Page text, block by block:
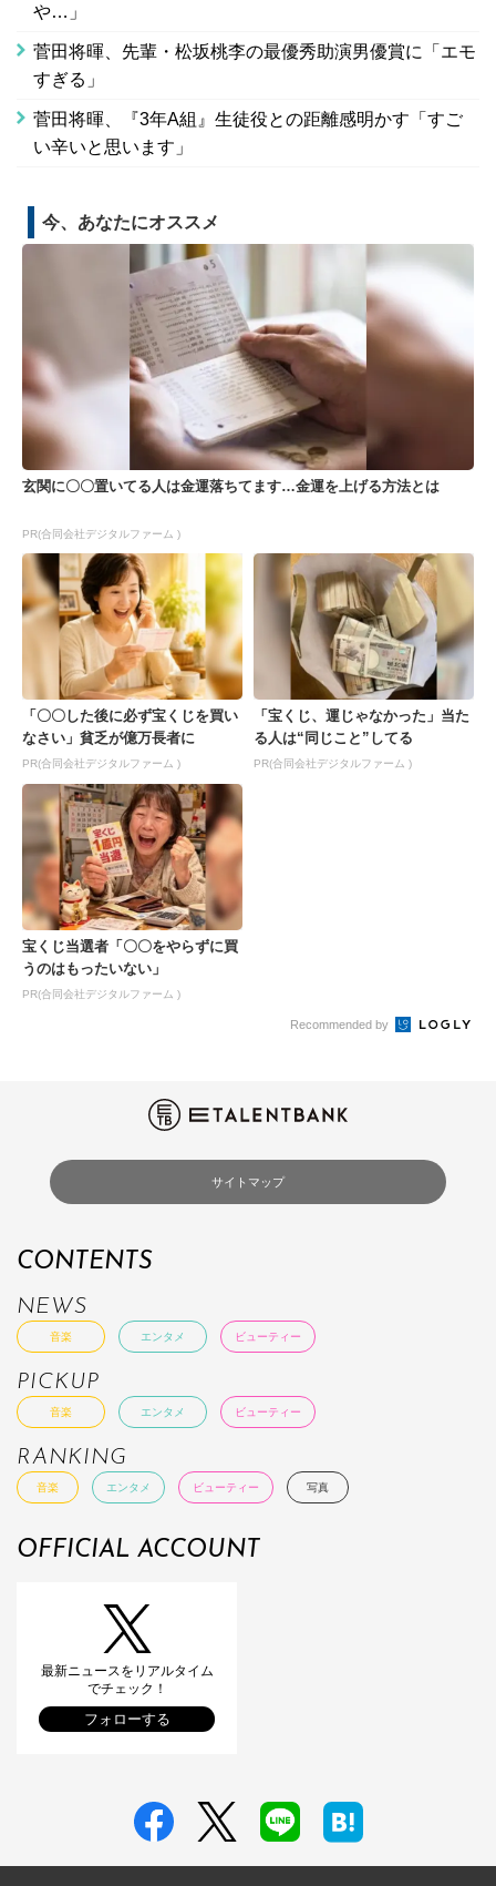
や…」
菅田将暉、先輩・松坂桃李の最優秀助演男優賞に「エモ
すぎる」
菅田将暉、『3年A組』生徒役との距離感明かす「すご
い辛いと思います」
今、あなたにオススメ
玄関に〇〇置いてる人は金運落ちてます…金運を上げる方法とは
PR(合同会社デジタルファーム )
「〇〇した後に必ず宝くじを買い
なさい」貧乏が億万長者に
PR(合同会社デジタルファーム )
「宝くじ、運じゃなかった」当た
る人は“同じこと”してる
PR(合同会社デジタルファーム )
宝くじ当選者「〇〇をやらずに買
うのはもったいない」
PR(合同会社デジタルファーム )
Recommended by
サイトマップ
CONTENTS
NEWS
音楽 エンタメ ビューティー
PICKUP
音楽 エンタメ ビューティー
RANKING
音楽 エンタメ ビューティー 写真
OFFICIAL ACCOUNT
最新ニュースをリアルタイム
でチェック！
フォローする